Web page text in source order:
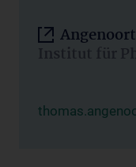
Institut für